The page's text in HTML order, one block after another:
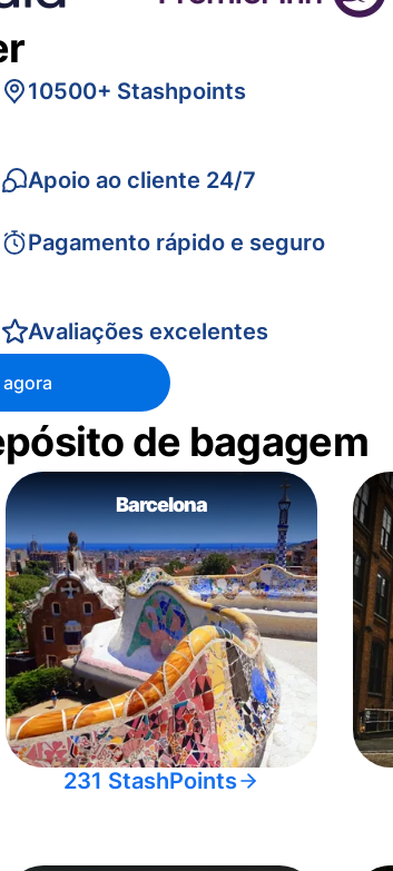
10500+ Stashpoints
Apoio ao cliente 24/7
Pagamento rápido e seguro
Avaliações excelentes
agora
de bagagem
Barcelona
231 StashPoints